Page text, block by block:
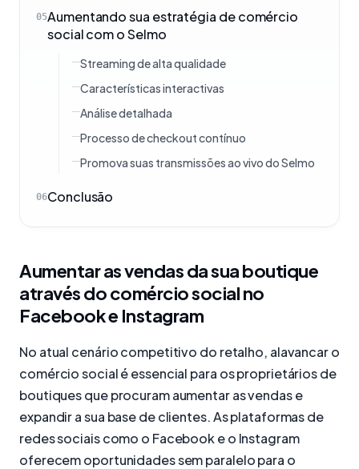
05Aumentando sua estratégia de comércio
social com o Selmo
Streaming de alta qualidade
Características interactivas
Análise detalhada
Processo de checkout contínuo
Promova suas transmissões ao vivo do Selmo
06Conclusão
Aumentar as vendas da sua boutique
através do comércio social no
Facebook e Instagram
No atual cenário competitivo do retalho, alavancar o
comércio social é essencial para os proprietários de
boutiques que procuram aumentar as vendas e
expandir a sua base de clientes. As plataformas de
redes sociais como o Facebook e o Instagram
oferecem oportunidades sem paralelo para o